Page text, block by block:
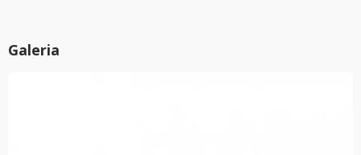
Galeria